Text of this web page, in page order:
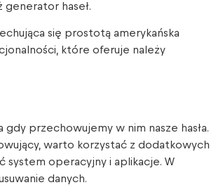
generator haseł.
się prostotą amerykańska
które oferuje należy
przechowujemy w nim nasze hasła.
warto korzystać z dodatkowych
system operacyjny i aplikacje. W
danych.